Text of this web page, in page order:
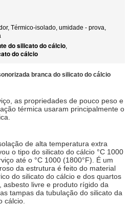
Térmico-isolado, umidade - prova,
do silicato do cálcio,
do cálcio
branca do silicato do cálcio
as propriedades de pouco peso e
térmica usaram principalmente o
de alta temperatura extra
o tipo do silicato do cálcio °C 1000
até o °C 1000 (1800°F). É um
da estrutura é feito do material
do silicato do cálcio e dos quartos
asbesto livre e produto rígido da
tampas da tubulação do silicato da
cálcio.